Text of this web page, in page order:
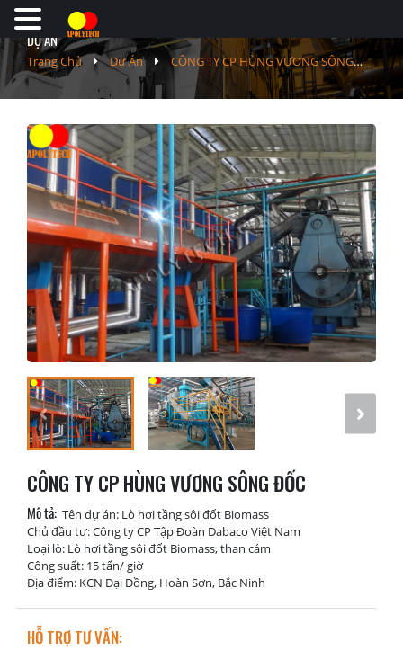
DỰ ÁN
Trang Chủ Dự Án
CÔNG TY CP HÙNG VƯƠNG SÔNG
ĐỐC
CÔNG TY CP HÙNG VƯƠNG SÔNG ĐỐC
Mô tả: Tên dự án: Lò hơi tầng sôi đốt Biomass
Chủ đầu tư: Công ty CP Tập Đoàn Dabaco Việt Nam
Loại lò: Lò hơi tầng sôi đốt Biomass, than cám
Công suất: 15 tấn/ giờ
Địa điểm: KCN Đại Đồng, Hoàn Sơn, Bắc Ninh
HỖ TRỢ TƯ VẤN: